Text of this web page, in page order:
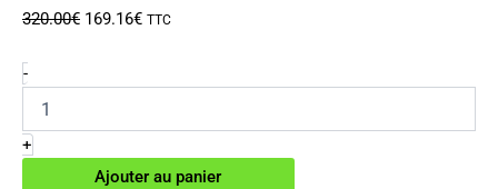
320.00€ Le
169.16€Le
TTC
-quantité
de
Frein
avant
Sram
+
Ajouter au panier